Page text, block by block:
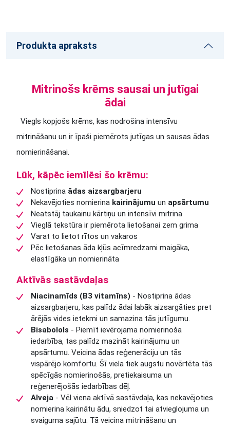
Produkta apraksts
Mitrinošs krēms sausai un jutīgai
ādai
Viegls kopjošs krēms, kas nodrošina intensīvu
mitrināšanu un ir īpaši piemērots jutīgas un sausas ādas
nomierināšanai.
Lūk, kāpēc iemīlēsi šo krēmu:
Nostiprina ādas aizsargbarjeru
Nekavējoties nomierina kairinājumu un apsārtumu
Neatstāj taukainu kārtiņu un intensīvi mitrina
Vieglā tekstūra ir piemērota lietošanai zem grima
Varat to lietot rītos un vakaros
Pēc lietošanas āda kļūs acīmredzami maigāka,
elastīgāka un nomierināta
Aktīvās sastāvdaļas
Niacinamīds (B3 vitamīns) - Nostiprina ādas
aizsargbarjeru, kas palīdz ādai labāk aizsargāties pret
ārējās vides ietekmi un samazina tās jutīgumu.
Bisabolols - Piemīt ievērojama nomierinoša
iedarbība, tas palīdz mazināt kairinājumu un
apsārtumu. Veicina ādas reģenerāciju un tās
vispārējo komfortu. Šī viela tiek augstu novērtēta tās
spēcīgās nomierinošās, pretiekaisuma un
reģenerējošās iedarbības dēļ.
Alveja - Vēl viena aktīvā sastāvdaļa, kas nekavējoties
nomierina kairinātu ādu, sniedzot tai atvieglojuma un
svaiguma sajūtu. Tā veicina mitrināšanu un